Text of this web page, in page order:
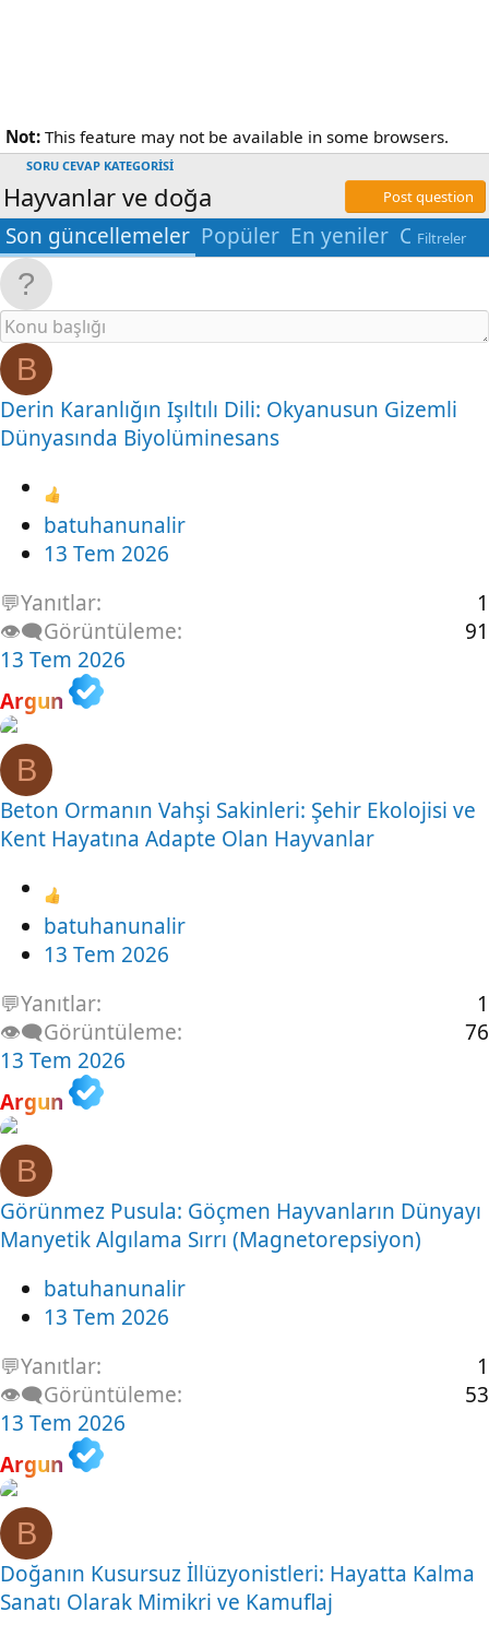
Not: This feature may not be available in some browsers.
SORU CEVAP KATEGORİSİ
Hayvanlar ve doğa Post question
Son güncellemeler Popüler En yeniler Filtreler
B
Derin Karanlığın Işıltılı Dili: Okyanusun Gizemli
Dünyasında Biyolüminesans
batuhanunalir
13 Tem 2026
💬Yanıtlar
1
👁️‍🗨️Görüntüleme
91
13 Tem 2026
Argun
B
Beton Ormanın Vahşi Sakinleri: Şehir Ekolojisi ve
Kent Hayatına Adapte Olan Hayvanlar
batuhanunalir
13 Tem 2026
💬Yanıtlar
1
👁️‍🗨️Görüntüleme
76
13 Tem 2026
Argun
B
Görünmez Pusula: Göçmen Hayvanların Dünyayı
Manyetik Algılama Sırrı (Magnetorepsiyon)
batuhanunalir
13 Tem 2026
💬Yanıtlar
1
👁️‍🗨️Görüntüleme
53
13 Tem 2026
Argun
B
Doğanın Kusursuz İllüzyonistleri: Hayatta Kalma
Sanatı Olarak Mimikri ve Kamuflaj